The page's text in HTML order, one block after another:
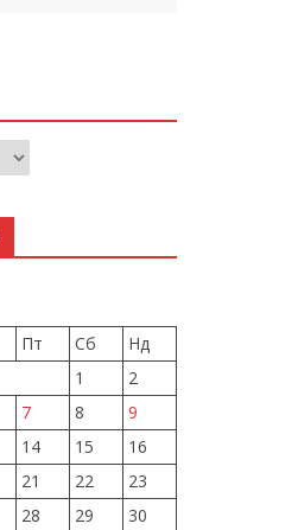
Пт Сб
Нд
1
2
7 8
9
14 15
16
21 22
23
28 29
30